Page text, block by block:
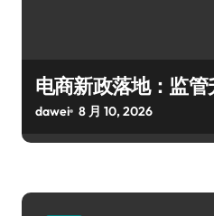
电商新政落地：监
dawei 8 月 10, 2026